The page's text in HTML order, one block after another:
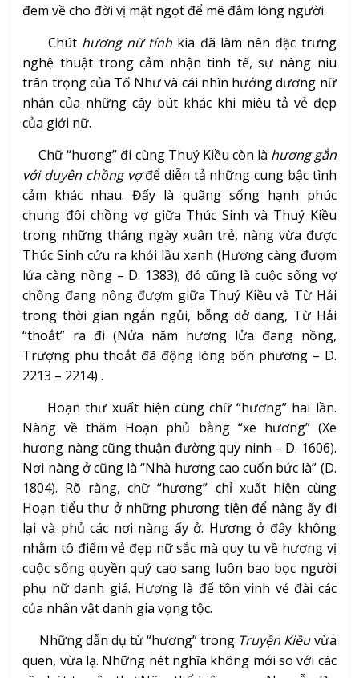
đem về cho đời vị mật ngọt để mê đắm lòng người.
Chút hương nữ tính kia đã làm nên đặc trưng
nghệ thuật trong cảm nhận tinh tế, sự nâng niu
trân trọng của Tố Như và cái nhìn hướng dương nữ
nhân của những cây bút khác khi miêu tả vẻ đẹp
của giới nữ.
Chữ “hương” đi cùng Thuý Kiều còn là hương gắn
với duyên chồng vợđể diễn tả những cung bậc tình
cảm khác nhau. Đấy là quãng sống hạnh phúc
chung đôi chồng vợ giữa Thúc Sinh và Thuý Kiều
trong những tháng ngày xuân trẻ, nàng vừa được
Thúc Sinh cứu ra khỏi lầu xanh (Hương càng đượm
lửa càng nồng – D. 1383); đó cũng là cuộc sống vợ
chồng đang nồng đượm giữa Thuý Kiều và Từ Hải
trong thời gian ngắn ngủi, bỗng dở dang, Từ Hải
“thoắt” ra đi (Nửa năm hương lửa đang nồng,
Trượng phu thoắt đã động lòng bốn phương – D.
2213 – 2214) .
Hoạn thư xuất hiện cùng chữ “hương” hai lần.
Nàng về thăm Hoạn phủ bằng “xe hương” (Xe
hương nàng cũng thuận đường quy ninh – D. 1606).
Nơi nàng ở cũng là “Nhà hương cao cuốn bức là” (D.
1804). Rõ ràng, chữ “hương” chỉ xuất hiện cùng
Hoạn tiểu thư ở những phương tiện để nàng ấy đi
lại và phủ các nơi nàng ấy ở. Hương ở đây không
nhằm tô điểm vẻ đẹp nữ sắc mà quy tụ về hương vị
cuộc sống quyền quý cao sang luôn bao bọc người
phụ nữ danh giá. Hương là để tôn vinh vẻ đài các
của nhân vật danh gia vọng tộc.
Những dẫn dụ từ “hương” trong Truyện Kiềuvừa
quen, vừa lạ. Những nét nghĩa không mới so với các